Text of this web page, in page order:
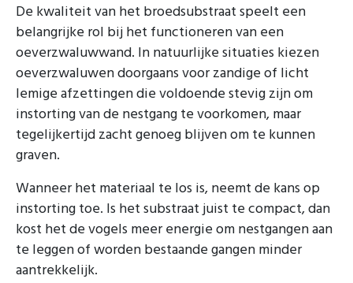
De kwaliteit van het broedsubstraat speelt een
belangrijke rol bij het functioneren van een
oeverzwaluwwand. In natuurlijke situaties kiezen
oeverzwaluwen doorgaans voor zandige of licht
lemige afzettingen die voldoende stevig zijn om
instorting van de nestgang te voorkomen, maar
tegelijkertijd zacht genoeg blijven om te kunnen
graven.
Wanneer het materiaal te los is, neemt de kans op
instorting toe. Is het substraat juist te compact, dan
kost het de vogels meer energie om nestgangen aan
te leggen of worden bestaande gangen minder
aantrekkelijk.